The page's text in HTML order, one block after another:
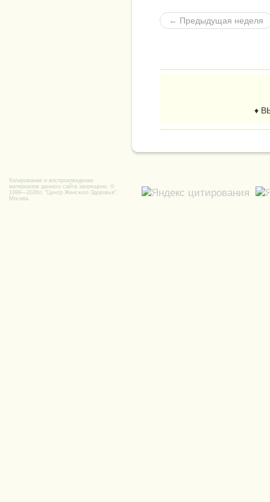
← Предыдущая неделя
♦
Копирование и воспроизведение
материалов данного сайта запрещено. ©
1999—2026гг. "Центр Женского Здоровья",
Москва